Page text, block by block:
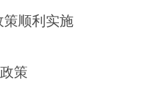
策顺利实施
策